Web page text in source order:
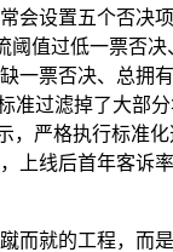
会设置五个否决
阈值过低一票否
一票否决、总拥
准过滤掉了大部分
，严格执行标准化
，上线后首年客诉
而就的工程，而